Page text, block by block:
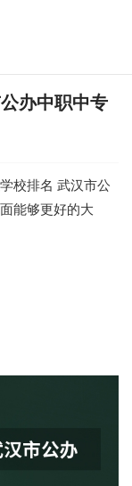
办中职中专
校排名 武汉市公
能够更好的大